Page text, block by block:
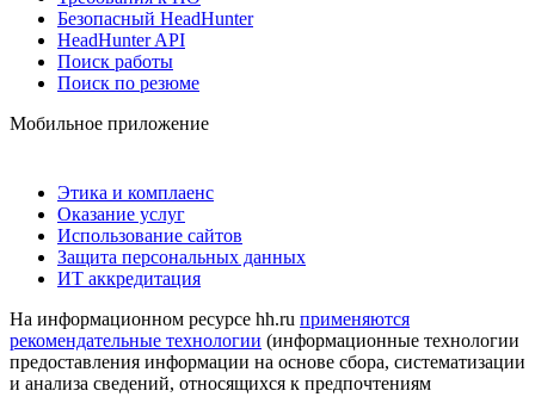
Безопасный HeadHunter
HeadHunter API
Поиск работы
Поиск по резюме
Мобильное приложение
Этика и комплаенс
Оказание услуг
Использование сайтов
Защита персональных данных
ИТ аккредитация
На информационном ресурсе hh.ru применяются
рекомендательные технологии (информационные технологии
предоставления информации на основе сбора, систематизации
и анализа сведений, относящихся к предпочтениям